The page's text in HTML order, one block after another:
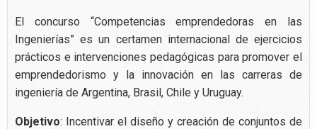
El concurso “Competencias emprendedoras en las
Ingenierías” es un certamen internacional de ejercicios
prácticos e intervenciones pedagógicas para promover el
emprendedorismo y la innovación en las carreras de
ingeniería de Argentina, Brasil, Chile y Uruguay.
Objetivo: Incentivar el diseño y creación de conjuntos de